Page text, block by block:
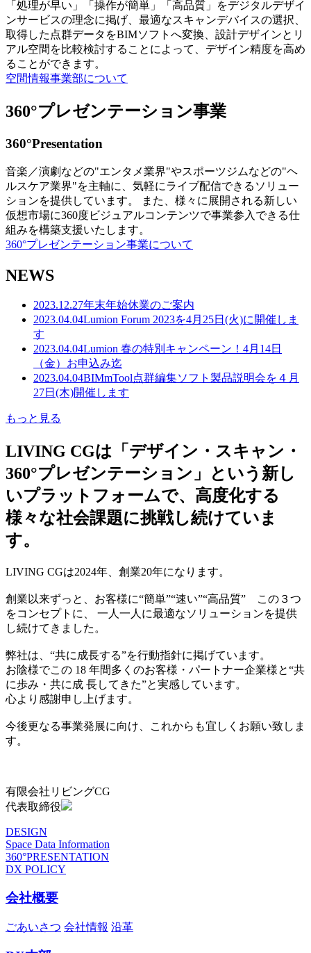
「処理が早い」「操作が簡単」「高品質」をデジタルデザイ
ンサービスの理念に掲げ、最適なスキャンデバイスの選択、
取得した点群データをBIMソフトへ変換、設計デザインとリ
アル空間を比較検討することによって、デザイン精度を高め
ることができます。
空間情報事業部について
360°プレゼンテーション事業
360°Presentation
音楽／演劇などの"エンタメ業界"やスポーツジムなどの"ヘ
ルスケア業界"を主軸に、気軽にライブ配信できるソリュー
ションを提供しています。 また、様々に展開される新しい
仮想市場に360度ビジュアルコンテンツで事業参入できる仕
組みを構築支援いたします。
360°プレゼンテーション事業について
NEWS
2023.12.27年末年始休業のご案内
2023.04.04Lumion Forum 2023を4月25日(火)に開催しま
す
2023.04.04Lumion 春の特別キャンペーン！4月14日
（金）お申込み迄
2023.04.04BIMmTool点群編集ソフト製品説明会を４月
27日(木)開催します
もっと見る
LIVING CGは「デザイン・スキャン・
360°プレゼンテーション」という新し
いプラットフォームで、高度化する
様々な社会課題に挑戦し続けていま
す。
LIVING CGは2024年、創業20年になります。
創業以来ずっと、お客様に“簡単”“速い”“高品質” この３つ
をコンセプトに、 一人一人に最適なソリューションを提供
し続けてきました。
弊社は、“共に成長する”を行動指針に掲げています。
お陰様でこの 18 年間多くのお客様・パートナー企業様と“共
に歩み・共に成 長してきた”と実感しています。
心より感謝申し上げます。
今後更なる事業発展に向け、これからも宜しくお願い致しま
す。
有限会社リビングCG
代表取締役
DESIGN
Space Data Information
360°PRESENTATION
DX POLICY
会社概要
ごあいさつ 会社情報 沿革